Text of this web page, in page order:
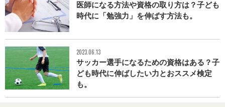
医師になる方法や資格の取り方は？子ども
時代に「勉強力」を伸ばす方法も。
2023.06.13
サッカー選手になるための資格はある？子
ども時代に伸ばしたい力とおススメ検定
も。